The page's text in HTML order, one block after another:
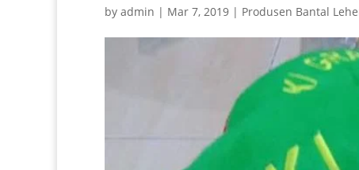
by admin | Mar 7, 2019 | Produsen Bantal